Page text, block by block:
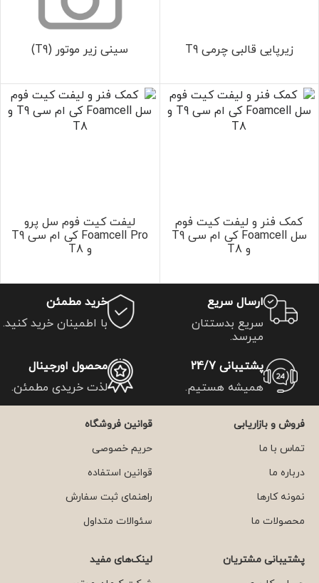
زیرپایی قالبی چرمی T9 سینی زیر موتور (T9)
کمک‌ فنر و لیفت‌ کیت فوم‌
سل Foamcell کی ام سی T9
و T8
لیفت‌ کیت فوم‌ سل پرو
Foamcell Pro کی ام سی T9
و T8
ارسال سریع
سریع بدستتان
میرسد.
خرید مطمئن
با اطمینان خرید کنید.
پشتیبانی 24/7
همیشه هستیم.
محصول اورجینال
لذت خریدی مطمئن.
فروش و بازاریابی
تماس با ما
درباره ما
نمونه کارها
محصولات ما
قوانین فروشگاه
حریم خصوصی
قوانین استفاده
راهنمای ثبت سفارش
سئوالات متداول
پشتیبانی مشتریان
لینک‌های مفید